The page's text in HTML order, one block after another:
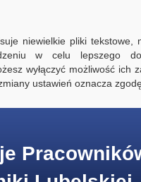
niewielkie pliki tekstowe,
w celu lepszego
wyłączyć możliwość ich
ustawień oznacza